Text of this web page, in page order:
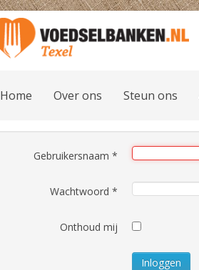
Home Over ons Steun ons
Gebruikersnaam *
Wachtwoord *
Onthoud mij
Inloggen